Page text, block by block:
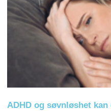
ADHD og søvnløshet kan